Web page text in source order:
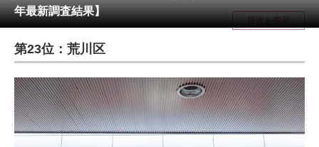
メディア
注目記事を集めた総合ページ
ITの今と未来を見通す
スマホと通信の最新トレンド
進化するPCとデバイスの未来
年最新調査結果】
目次を表示
第23位：荒川区